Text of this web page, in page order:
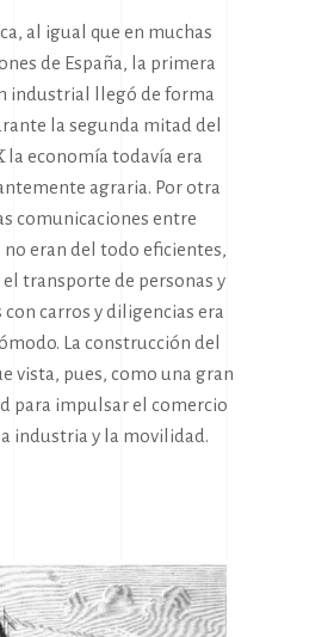
al igual que en muchas
de España, la primera
industrial llegó de forma
la segunda mitad del
la economía todavía era
agraria. Por otra
comunicaciones entre
no eran del todo eficientes,
el transporte de personas y
con carros y diligencias era
La construcción del
vista, pues, como una gran
para impulsar el comercio
industria y la movilidad.